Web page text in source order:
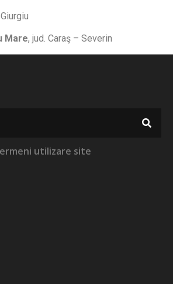
Mare, jud. Caraş – Severin
utilizare site